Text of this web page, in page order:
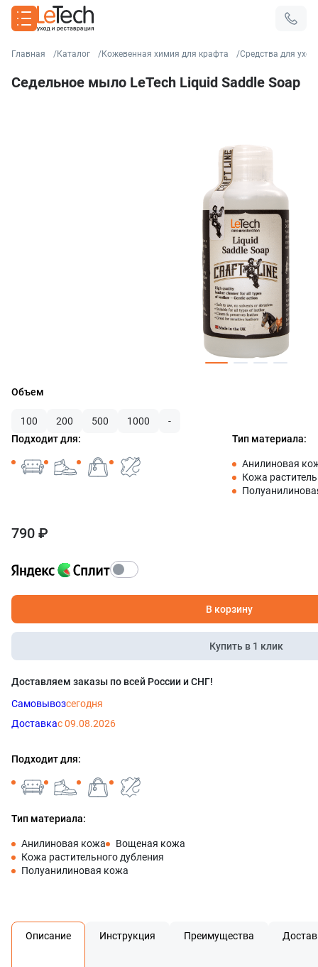
Главная Каталог Кожевенная химия для крафта Средства для
Седельное мыло LeTech Liquid Saddle Soap
Объем
100 200 500 1000
-
Подходит для:
Тип материала:
Анилиновая
Кожа
790 ₽
В корзину
Купить в 1 клик
Доставляем заказы по всей России и СНГ!
Самовывозсегодня
Доставкас 09.08.2026
Подходит для:
Тип материала:
Анилиновая кожа
Вощеная кожа
Кожа растительного дубления
Полуанилиновая кожа
Описание Инструкция Преимущества